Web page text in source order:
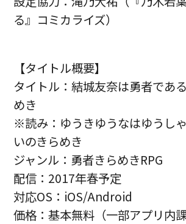
る』コミカライズ）
【タイトル概要】
タイトル：結城友奈は勇者であ
めき
※読み：ゆうきゆうなはゆうし
いのきらめき
ジャンル：勇者きらめきRPG
配信：2017年春予定
対応OS：iOS/Android
価格：基本無料（一部アプリ内課